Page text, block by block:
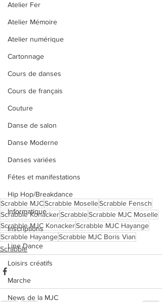
Atelier Fer
Atelier Mémoire
Atelier numérique
Cartonnage
Cours de danses
Cours de français
Couture
Danse de salon
Danse Moderne
Danses variées
Fêtes et manifestations
Hip Hop/Breakdance
Informatique
Inscriptions
Line Dance
Loisirs créatifs
Marche
News de la MJC
Scrabble MJCScrabble MoselleScrabble Fensch
Scrabble KonackerScrabbleScrabble MJC Moselle
Scrabble MJC KonackerScrabble MJC Hayange
Scrabble HayangeScrabble MJC Boris Vian
Scrabble